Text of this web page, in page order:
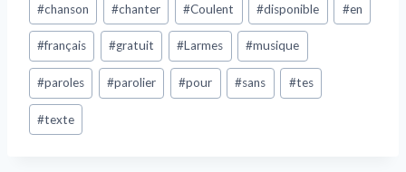
#chanson #chanter #Coulent #disponible #en
#français #gratuit #Larmes #musique
#paroles #parolier #pour #sans #tes
#texte